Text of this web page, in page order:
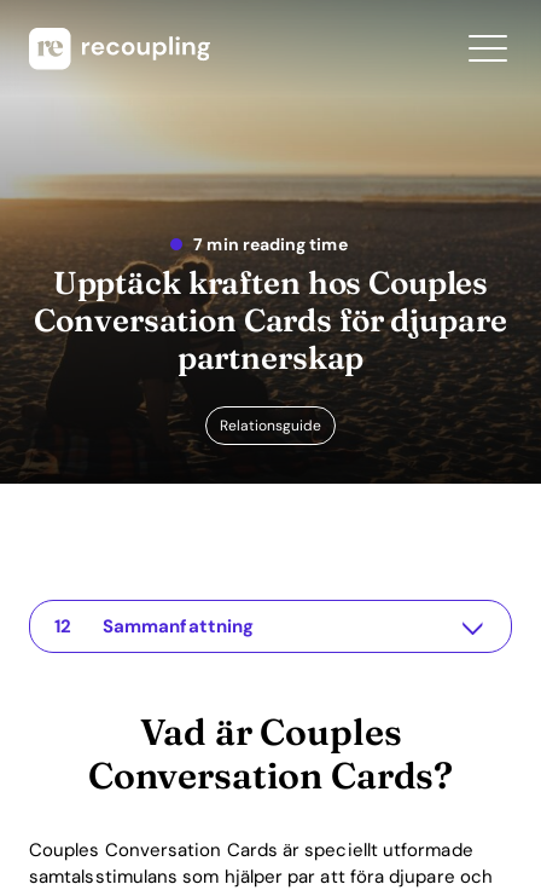
7 min reading time
Upptäck kraften hos Couples
Conversation Cards för djupare
partnerskap
Relationsguide
Vad är Couples Conversation Cards?
The app for your relationship
Hur fungerar samtalskort i praktiken?
Fördelar med samtalskort för par
Hur integrerar Recoupling Couples Conversation Cards i sin app?
ROI-fördelar med att använda samtalskort i relationen
Praktiska tips för att använda Couples Conversation Cards
Vanliga frågor om Couples Conversation Cards
Varför är par samtal viktiga?
Kan dessa kort också lösa konflikter?
Hur ofta bör man använda korten?
Sammanfattning
Vad är Couples
Conversation Cards?
Couples Conversation Cards är speciellt utformade
samtalsstimulans som hjälper par att föra djupare och